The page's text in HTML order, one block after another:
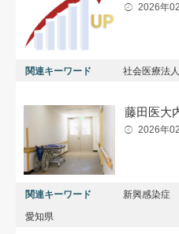
2026年
関連キーワード 社会医療法人
藤田医大
2026年
関連キーワード 新興感染症
愛知県